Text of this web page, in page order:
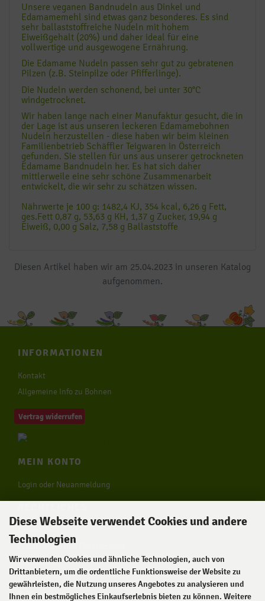
Unsere veganen Bandnudeln aus Dinkel und
Edamamemehl sind etwas ganz besonderes. Es sind
sehr ballaststoffreiche Nudeln mit hohem
Eiweißgehalt (20%) und daher ideal für eine
vollwertige und ausgewogene Ernährung.
Die Edamame Nudeln passen sehr gut zu gebratenen
Pilzen (z.B. Steinpilze oder Pfifferlinge).
Die Nudeln werden schonend, bei unter 30°C
windgetrocknet.
Wir haben lange nach einer Manufaktur gesucht, die in
der Lage ist aus unseren leckeren Edamamebohnen
Nudeln herzustellen - diese haben wir beim kleinen
Familienbetrieb Schäffler Teigwaren in Österreich
gefunden. Sie stellen für uns aus unserer getrockneten
Edamame Bandnudeln her. Es hat sich daher
mittlerweile eine sehr schöne Zusammenarbeit
entwickelt, die wir sehr zu schätzen wissen.
Nährwerte je 100 g: 1482,4 KJ, 354 kcal, 6,26 g Fett,
ges.Fett 0,87 g, 53,63 g KH, 1,37 g Zucker, 19,94 g
Eiweiß, 0,00 g Salz, 7,58 g Ballaststoffe
Diesen Artikel haben wir am 25.04.2023 in unseren Katalog
aufgenommen.
INFORMATIONEN
Kontakt
Allgemeine Info zu Bohnen
Vertrag widerrufen
MEIN KONTO
Login oder Neuanmeldung
Privatsphäre und Datenschutz
Impressum
Widerrufsrecht & Widerrufsformular
Zahlung & Versand
Diese Webseite verwendet Cookies und andere
Technologien
Wir verwenden Cookies und ähnliche Technologien, auch von
Drittanbietern, um die ordentliche Funktionsweise der Website zu
gewährleisten, die Nutzung unseres Angebotes zu analysieren und
Ihnen ein bestmögliches Einkaufserlebnis bieten zu können. Weitere